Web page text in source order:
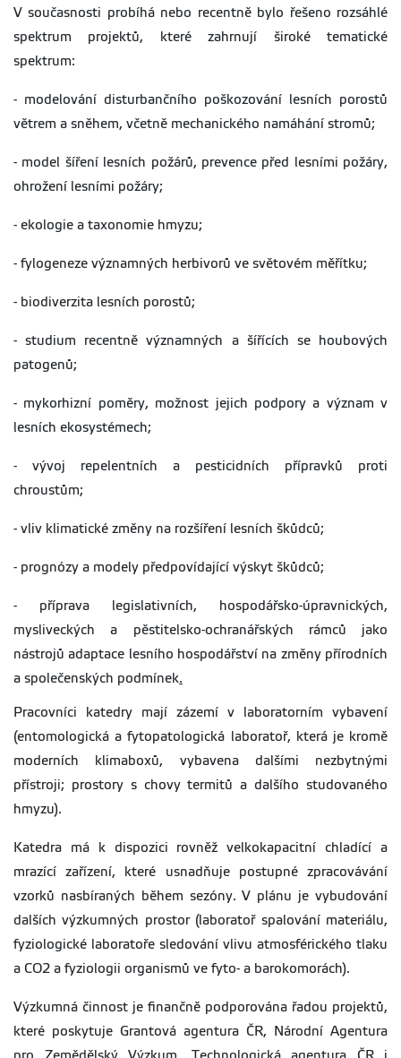
V současnosti probíhá nebo recentně bylo řešeno rozsáhlé
spektrum projektů, které zahrnují široké tematické
spektrum:
- modelování disturbančního poškozování lesních porostů
větrem a sněhem, včetně mechanického namáhání stromů;
- model šíření lesních požárů, prevence před lesními požáry,
ohrožení lesními požáry;
- ekologie a taxonomie hmyzu;
- fylogeneze významných herbivorů ve světovém měřítku;
- biodiverzita lesních porostů;
- studium recentně významných a šířících se houbových
patogenů;
- mykorhizní poměry, možnost jejich podpory a význam v
lesních ekosystémech;
- vývoj repelentních a pesticidních přípravků proti
chroustům;
- vliv klimatické změny na rozšíření lesních škůdců;
- prognózy a modely předpovídající výskyt škůdců;
- příprava legislativních, hospodářsko-úpravnických,
mysliveckých a pěstitelsko-ochranářských rámců jako
nástrojů adaptace lesního hospodářství na změny přírodních
a společenských podmínek.
Pracovníci katedry mají zázemí v laboratorním vybavení
(entomologická a fytopatologická laboratoř, která je kromě
moderních klimaboxů, vybavena dalšími nezbytnými
přístroji; prostory s chovy termitů a dalšího studovaného
hmyzu).
Katedra má k dispozici rovněž velkokapacitní chladící a
mrazící zařízení, které usnadňuje postupné zpracovávání
vzorků nasbíraných během sezóny. V plánu je vybudování
dalších výzkumných prostor (laboratoř spalování materiálu,
fyziologické laboratoře sledování vlivu atmosférického tlaku
a CO2 a fyziologii organismů ve fyto- a barokomorách).
Výzkumná činnost je finančně podporována řadou projektů,
které poskytuje Grantová agentura ČR, Národní Agentura
pro Zemědělský Výzkum, Technologická agentura ČR i